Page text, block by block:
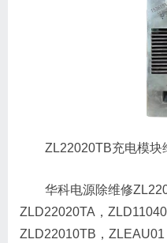
ZL22020TB充电模块
华科电源除维修
ZLD22020TA，
ZLD22010TB，ZLEAU01